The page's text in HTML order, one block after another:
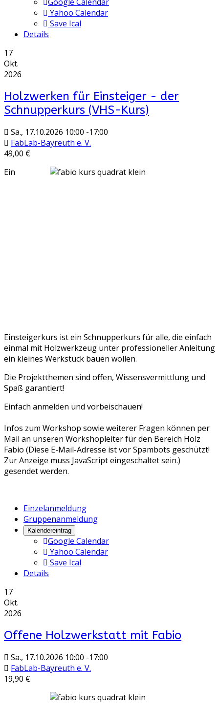
Yahoo Calendar
Save Ical
Details
17
Okt.
2026
Holzwerken für Einsteiger - der
Schnupperkurs (VHS-Kurs)
Sa., 17.10.2026 10:00 -17:00
FabLab-Bayreuth e. V.
49,00 €
Ein
Einsteigerkurs ist ein Schnupperkurs für alle, die einfach
einmal mit Holzwerkzeug unter professioneller Anleitung
ein kleines Werkstück bauen wollen.
Die Projektthemen sind offen, Wissensvermittlung und
Spaß garantiert!
Einfach anmelden und vorbeischauen!
Infos zum Workshop sowie weiterer Fragen können per
Mail an unseren Workshopleiter für den Bereich Holz
Fabio (Diese E-Mail-Adresse ist vor Spambots geschützt!
Zur Anzeige muss JavaScript eingeschaltet sein.)
gesendet werden.
Einzelanmeldung
Gruppenanmeldung
Kalendereintrag
Google Calendar
Yahoo Calendar
Save Ical
Details
17
Okt.
2026
Offene Holzwerkstatt mit Fabio
Sa., 17.10.2026 10:00 -17:00
FabLab-Bayreuth e. V.
19,90 €